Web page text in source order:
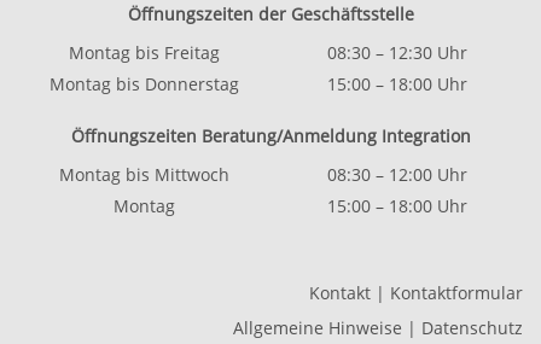
Öffnungszeiten der Geschäftsstelle
Montag bis Freitag
08:30 – 12:30 Uhr
Montag bis Donnerstag
15:00 – 18:00 Uhr
Öffnungszeiten Beratung/Anmeldung Integration
Montag bis Mittwoch
08:30 – 12:00 Uhr
Montag
15:00 – 18:00 Uhr
Kontakt | Kontaktformular
Allgemeine Hinweise | Datenschutz